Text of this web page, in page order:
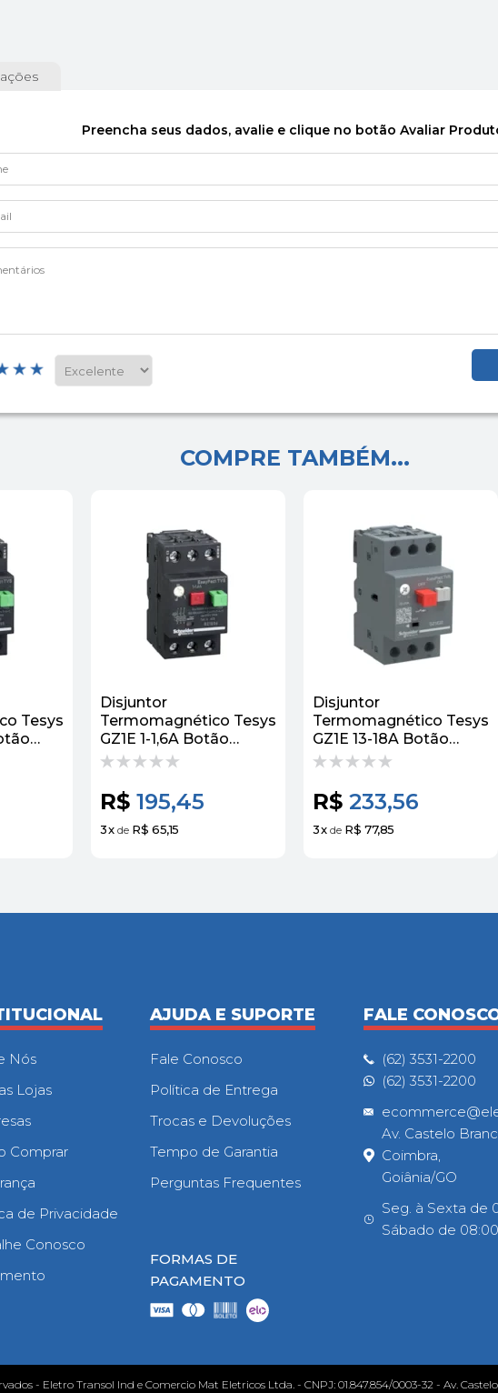
Preencha seus dados, avalie e clique no botão Avaliar
COMPRE TAMBÉM...
Tesys
Disjuntor
Termomagnético Tesys
GZ1E 1-1,6A Botão
Impulsão GZ1E06
R$ 195,45
3x de R$ 65,15
Disjuntor
Termomagnético Tesys
GZ1E 13-18A Botão
Impulsão GZ1E20
R$ 233,56
3x de R$ 77,85
Nós
Lojas
Comprar
de Privacidade
Conosco
AJUDA E SUPORTE
Fale Conosco
Política de Entrega
Trocas e Devoluções
Tempo de Garantia
Perguntas Frequentes
FORMAS DE
PAGAMENTO
FALE
(62) 3531-2200
(62) 3531-2200
Av. Castelo
Coimbra,
Goiânia/GO
Seg. à Sexta de
Sábado de
- Eletro Transol Ind e Comercio Mat Eletricos Ltda. - CNPJ: 01.847.854/0003-32 - Av.